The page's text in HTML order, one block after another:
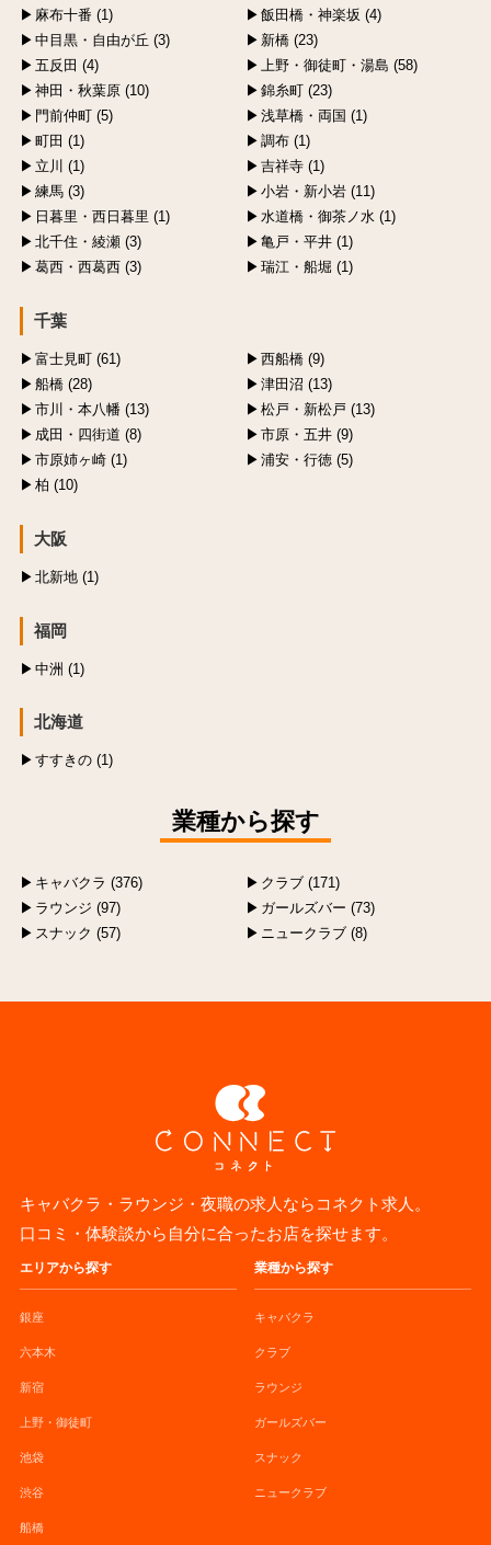
麻布十番 (1)
飯田橋・神楽坂 (4)
中目黒・自由が丘 (3)
新橋 (23)
五反田 (4)
上野・御徒町・湯島 (58)
神田・秋葉原 (10)
錦糸町 (23)
門前仲町 (5)
浅草橋・両国 (1)
町田 (1)
調布 (1)
立川 (1)
吉祥寺 (1)
練馬 (3)
小岩・新小岩 (11)
日暮里・西日暮里 (1)
水道橋・御茶ノ水 (1)
北千住・綾瀬 (3)
亀戸・平井 (1)
葛西・西葛西 (3)
瑞江・船堀 (1)
千葉
富士見町 (61)
西船橋 (9)
船橋 (28)
津田沼 (13)
市川・本八幡 (13)
松戸・新松戸 (13)
成田・四街道 (8)
市原・五井 (9)
市原姉ヶ崎 (1)
浦安・行徳 (5)
柏 (10)
大阪
北新地 (1)
福岡
中洲 (1)
北海道
すすきの (1)
業種から探す
キャバクラ (376)
クラブ (171)
ラウンジ (97)
ガールズバー (73)
スナック (57)
ニュークラブ (8)
キャバクラ・ラウンジ・夜職の求人ならコネクト求人。
口コミ・体験談から自分に合ったお店を探せます。
エリアから探す
銀座
六本木
新宿
上野・御徒町
池袋
渋谷
船橋
業種から探す
キャバクラ
クラブ
ラウンジ
ガールズバー
スナック
ニュークラブ